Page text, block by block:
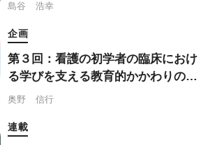
島谷 浩幸
企画
第３回：看護の初学者の臨床におけ
る学びを支える教育的かかわりのス
キル：指導言・フィードバック
奥野 信行
連載